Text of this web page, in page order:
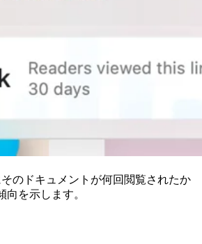
のドキュメントが何回閲覧されたか
向を示します。